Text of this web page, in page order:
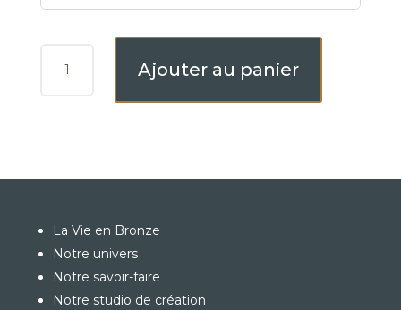
CERAMIQUE
Ajouter au panier
La Vie en Bronze
Notre univers
Notre savoir-faire
Notre studio de création